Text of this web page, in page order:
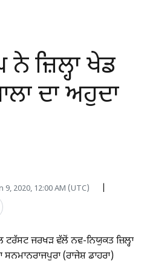
ਜ਼ਿਲ੍ਹਾ ਖੇਡ
ਦਾ ਅਹੁਦਾ
9, 2020, 12:00 AM (UTC)
ਟਰੱਸਟ ਜਰਖੜ ਵੱਲੋਂ ਨਵ-ਨਿਯੁਕਤ ਜ਼ਿਲ੍ਹਾ
(ਰਾਜੇਸ਼ ਡਾਹਰਾ)